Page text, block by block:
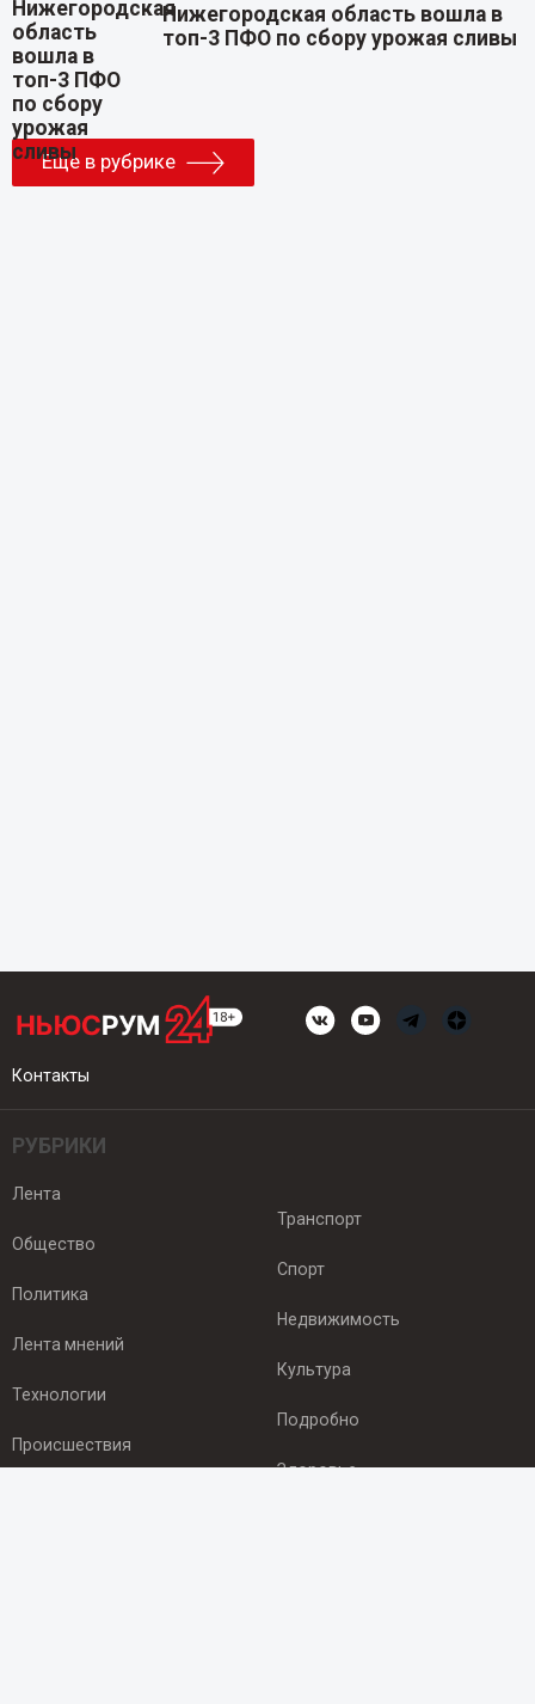
Нижегородская область вошла в
топ-3 ПФО по сбору урожая сливы
Еще в рубрике
Контакты
РУБРИКИ
Лента
Общество
Политика
Лента мнений
Технологии
Происшествия
Транспорт
Спорт
Недвижимость
Культура
Подробно
Здоровье